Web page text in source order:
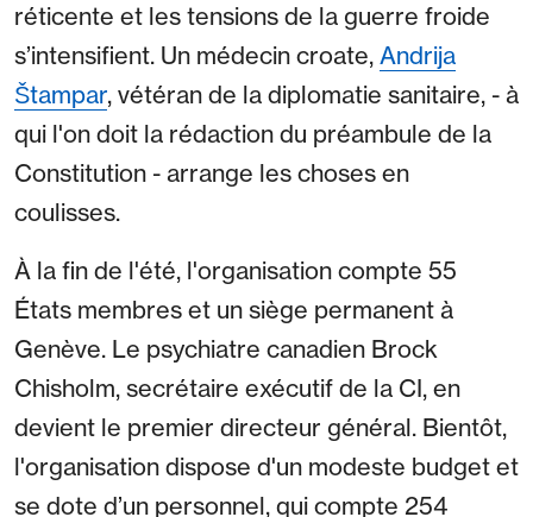
réticente et les tensions de la guerre froide
s’intensifient. Un médecin croate, Andrija
Štampar, vétéran de la diplomatie sanitaire, - à
qui l'on doit la rédaction du préambule de la
Constitution - arrange les choses en
coulisses.
À la fin de l'été, l'organisation compte 55
États membres et un siège permanent à
Genève. Le psychiatre canadien Brock
Chisholm, secrétaire exécutif de la CI, en
devient le premier directeur général. Bientôt,
l'organisation dispose d'un modeste budget et
se dote d’un personnel, qui compte 254